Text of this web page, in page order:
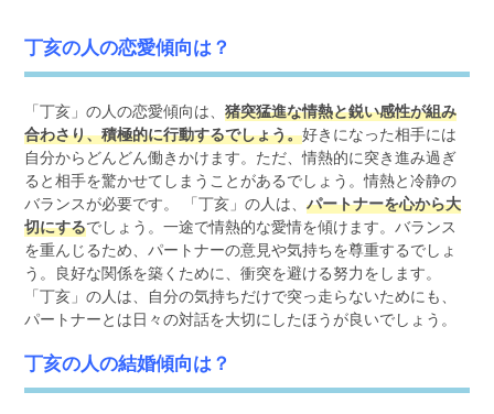
丁亥の人の恋愛傾向は？
「丁亥」の人の恋愛傾向は、猪突猛進な情熱と鋭い感性が組み
合わさり、積極的に行動するでしょう。好きになった相手には
自分からどんどん働きかけます。ただ、情熱的に突き進み過ぎ
ると相手を驚かせてしまうことがあるでしょう。情熱と冷静の
バランスが必要です。 「丁亥」の人は、パートナーを心から大
切にするでしょう。一途で情熱的な愛情を傾けます。バランス
を重んじるため、パートナーの意見や気持ちを尊重するでしょ
う。良好な関係を築くために、衝突を避ける努力をします。
「丁亥」の人は、自分の気持ちだけで突っ走らないためにも、
パートナーとは日々の対話を大切にしたほうが良いでしょう。
丁亥の人の結婚傾向は？